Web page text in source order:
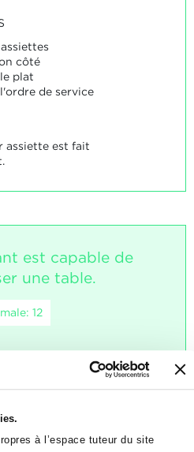
à l’espace tuteur du site
côté
plat
de service
assiette est fait
est capable de
une table.
12
couverts
et correctement